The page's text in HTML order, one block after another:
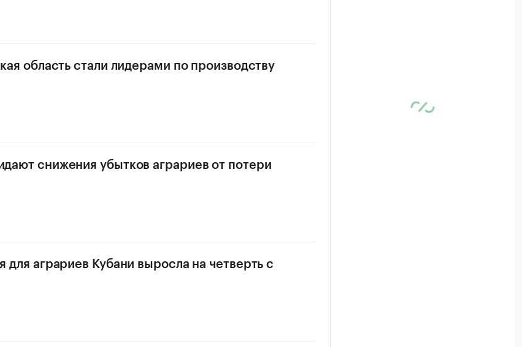
область стали лидерами по производству
снижения убытков аграриев от потери
для аграриев Кубани выросла на четверть с